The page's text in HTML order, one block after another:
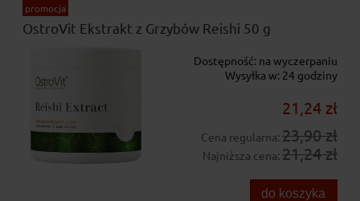
OstroVit Ekstrakt z Grzybów Reishi 50 g
Dostępność: na wyczerpaniu
Wysyłka w: 24 godziny
21,24 zł
Cena regularna: 23,90 zł
Najniższa cena: 21,24 zł
do koszyka
promocja